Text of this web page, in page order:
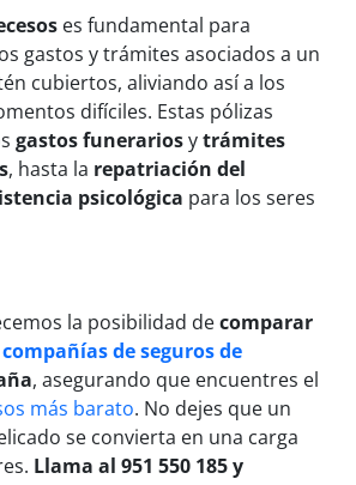
es fundamental para
gastos y trámites asociados a un
cubiertos, aliviando así a los
difíciles. Estas pólizas
gastos funerariosytrámites
, hasta la repatriación del
psicológica para los seres
la posibilidad decomparar
compañías de seguros de
, asegurando que encuentres el
más barato. No dejes que un
se convierta en una carga
Llama al 951 550 185 y